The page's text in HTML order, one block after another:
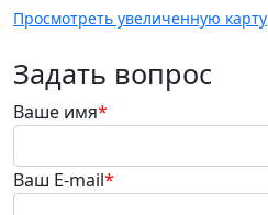
Просмотреть увеличенную карту
Задать вопрос
Ваше имя*
Ваш E-mail*